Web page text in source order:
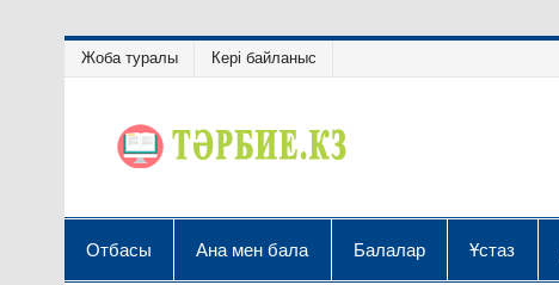
Жоба туралы Кері байланыс
Отбасы Ана мен бала Балалар Ұстаз